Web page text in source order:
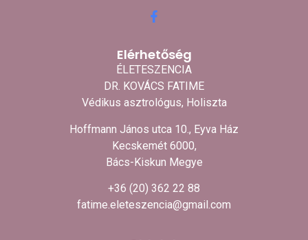
Elérhetőség
ÉLETESZENCIA
DR. KOVÁCS FATIME
Védikus asztrológus, Holiszta
Hoffmann János utca 10., Eyva Ház
Kecskemét 6000,
Bács-Kiskun Megye
+36 (20) 362 22 88
fatime.eleteszencia@gmail.com